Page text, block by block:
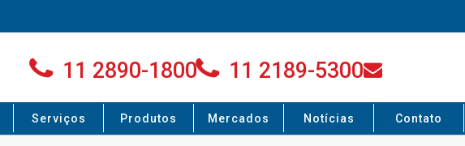
11 2890-1800 11 2189-5300
Serviços Produtos Mercados Notícias Contato